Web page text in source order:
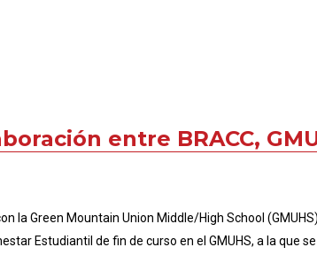
entre BRACC,
la Green Mountain Union Middle/High School
Estudiantil de fin de curso en el GMUHS, a la que